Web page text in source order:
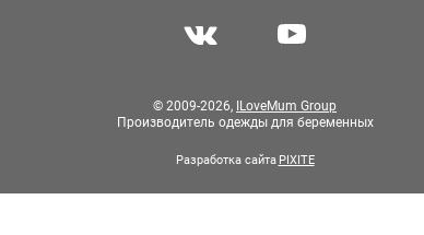
© 2009-2026, ILoveMum Group
Производитель одежды для беременных
Разработка сайта PIXITE